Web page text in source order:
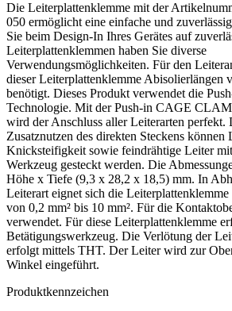
Die Leiterplattenklemme mit der
050 ermöglicht eine einfache und
Sie beim Design-In Ihres Gerätes auf
Leiterplattenklemmen haben Sie diverse
Verwendungsmöglichkeiten. Für den
dieser Leiterplattenklemme Abisolierlängen
benötigt. Dieses Produkt verwendet die
Technologie. Mit der Push-in CAGE
wird der Anschluss aller Leiterarten perfekt.
Zusatznutzen des direkten Steckens können
Knicksteifigkeit sowie feindrähtige Leiter
Werkzeug gesteckt werden. Die
Höhe x Tiefe (9,3 x 28,2 x 18,5) mm. In
Leiterart eignet sich die
von 0,2 mm² bis 10 mm². Für die
verwendet. Für diese Leiterplattenklemme
Betätigungswerkzeug. Die Verlötung der
erfolgt mittels THT. Der Leiter wird zur
Winkel eingeführt.
Produktkennzeichen